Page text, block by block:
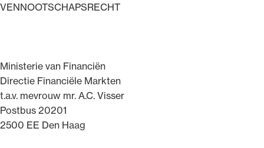
VENNOOTSCHAPSRECHT
Ministerie van Financiën
Directie Financiële Markten
t.a.v. mevrouw mr. A.C. Visser
Postbus 20201
2500 EE Den Haag
Uitgelicht